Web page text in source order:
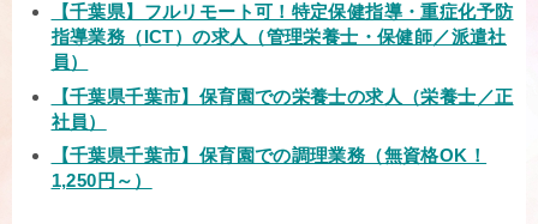
【千葉県】フルリモート可！特定保健指導・重症化予防
指導業務（ICT）の求人（管理栄養士・保健師／派遣社
員）
【千葉県千葉市】保育園での栄養士の求人（栄養士／正
社員）
【千葉県千葉市】保育園での調理業務（無資格OK！
1,250円～）